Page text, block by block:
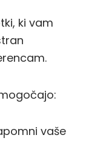
ki vam
vaše